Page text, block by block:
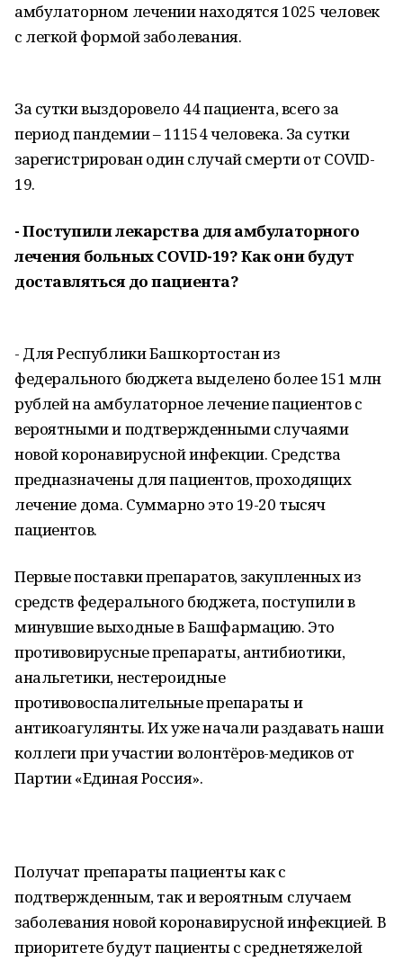
амбулаторном лечении находятся 1025 человек
с легкой формой заболевания.
За сутки выздоровело 44 пациента, всего за
период пандемии – 11154человека. За сутки
зарегистрирован один случай смерти от COVID-
19.
- Поступили лекарства для амбулаторного
лечения больных COVID-19? Как они будут
доставляться до пациента?
- Для Республики Башкортостан из
федерального бюджета выделено более 151 млн
рублей на амбулаторное лечение пациентов с
вероятными и подтвержденными случаями
новой коронавирусной инфекции. Средства
предназначены для пациентов, проходящих
лечение дома. Суммарно это 19-20 тысяч
пациентов.
Первые поставки препаратов, закупленных из
средств федерального бюджета, поступили в
минувшие выходные в Башфармацию. Это
противовирусные препараты, антибиотики,
анальгетики, нестероидные
противовоспалительные препараты и
антикоагулянты. Их уже начали раздавать наши
коллеги при участии волонтёров-медиков от
Партии «Единая Россия».
Получат препараты пациенты как с
подтвержденным, так и вероятным случаем
заболевания новой коронавирусной инфекцией. В
приоритете будут пациенты с среднетяжелой